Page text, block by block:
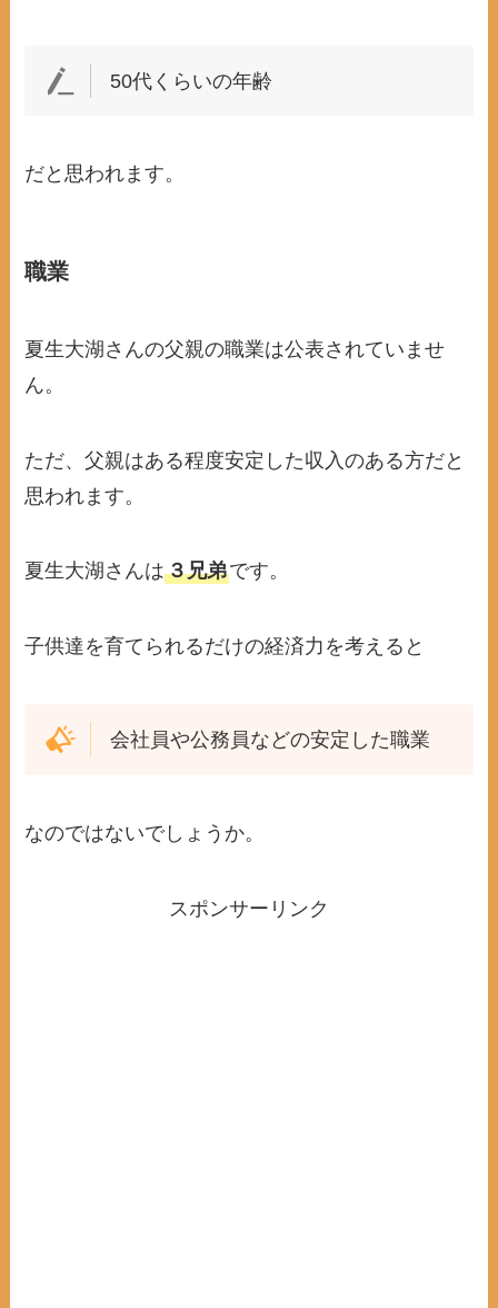
50代くらいの年齢
だと思われます。
職業
夏生大湖さんの父親の職業は公表されていませ
ん。
ただ、父親はある程度安定した収入のある方だと
思われます。
夏生大湖さんは３兄弟です。
子供達を育てられるだけの経済力を考えると
会社員や公務員などの安定した職業
なのではないでしょうか。
スポンサーリンク